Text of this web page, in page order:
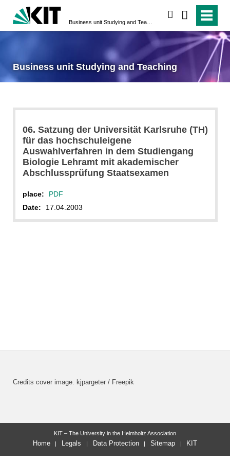
Business unit Studying and Teaching
06. Satzung der Universität Karlsruhe (TH)
für das hochschuleigene
Auswahlverfahren in dem Studiengang
Biologie Lehramt mit akademischer
Abschlussprüfung Staatsexamen
place:
PDF
Date:
17.04.2003
Credits cover image: kjpargeter / Freepik
KIT – The University in the Helmholtz Association
Home Legals Data Protection Sitemap KIT